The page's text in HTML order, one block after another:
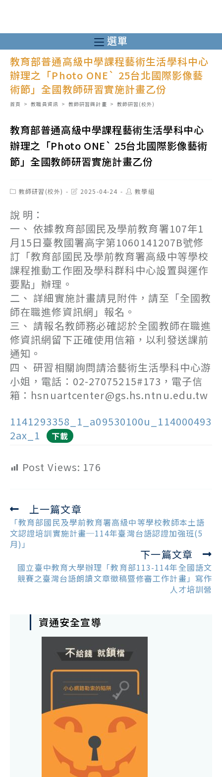
至
主
要
內
容
選單
教育部普通高級中學課程藝術生活學科中心
辦理之「Photo ONE` 25台北國際影像藝
術節」全國教師研習實施計畫乙份
首頁 > 教職員資訊 > 教師研習與計畫 > 教師研習(校外)
教育部普通高級中學課程藝術生活學科中心
辦理之「Photo ONE` 25台北國際影像藝術
節」全國教師研習實施計畫乙份
Post教師研習(校外)
Post2025-04-24
Post教學組
說 明：
一、 依據教育部國民及學前教育署107年1
月15日臺教國署高字第1060141207B號修
訂「教育部國民及學前教育署高級中等學校
課程推動工作圈及學科群科中心設置與運作
要點」辦理。
二、 詳細實施計畫請見附件，請至「全國教
師在職進修資訊網」報名。
三、 請報名教師務必確認於全國教師在職進
修資訊網留下正確使用信箱，以利發送課前
通知。
四、 研習相關詢問請洽藝術生活學科中心游
小姐，電話：02-27075215#173，電子信
箱：hsnuartcenter@gs.hs.ntnu.edu.tw
1141293358_1_a09530100u_114000493
2ax_1
下載
Post Views: 176
Read
more
articles
上一篇文章
「教育部國民及學前教育署高級中等學校教師本土語
文認證培訓實施計畫─114年臺灣台語認證加強班(5
月)」
下一篇文章
國立臺中教育大學辦理「教育部113-114年全國語文
競賽之臺灣台語朗讀文章徵稿暨修審工作計畫」寫作
人才培訓營
資通安全宣導